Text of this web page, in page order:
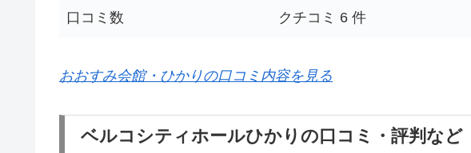
口コミ数 クチコミ 6 件
おおすみ会館・ひかりの口コミ内容を見る
ベルコシティホールひかりの口コミ・評判など